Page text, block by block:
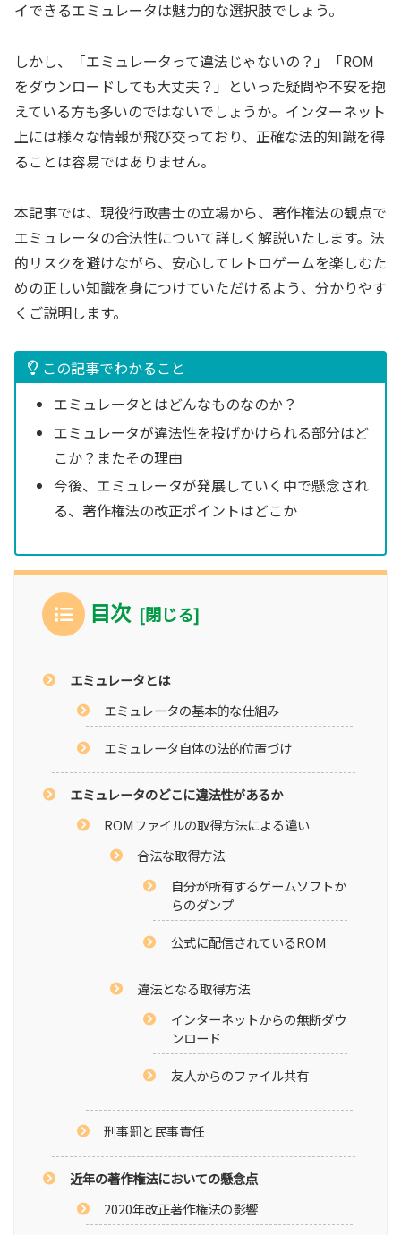
イできるエミュレータは魅力的な選択肢でしょう。
しかし、「エミュレータって違法じゃないの？」「ROM
をダウンロードしても大丈夫？」といった疑問や不安を抱
えている方も多いのではないでしょうか。インターネット
上には様々な情報が飛び交っており、正確な法的知識を得
ることは容易ではありません。
本記事では、現役行政書士の立場から、著作権法の観点で
エミュレータの合法性について詳しく解説いたします。法
的リスクを避けながら、安心してレトロゲームを楽しむた
めの正しい知識を身につけていただけるよう、分かりやす
くご説明します。
この記事でわかること
エミュレータとはどんなものなのか？
エミュレータが違法性を投げかけられる部分はど
こか？またその理由
今後、エミュレータが発展していく中で懸念され
る、著作権法の改正ポイントはどこか
目次
エミュレータとは
エミュレータの基本的な仕組み
エミュレータ自体の法的位置づけ
エミュレータのどこに違法性があるか
ROMファイルの取得方法による違い
合法な取得方法
自分が所有するゲームソフトか
らのダンプ
公式に配信されているROM
違法となる取得方法
インターネットからの無断ダウ
ンロード
友人からのファイル共有
刑事罰と民事責任
近年の著作権法においての懸念点
2020年改正著作権法の影響